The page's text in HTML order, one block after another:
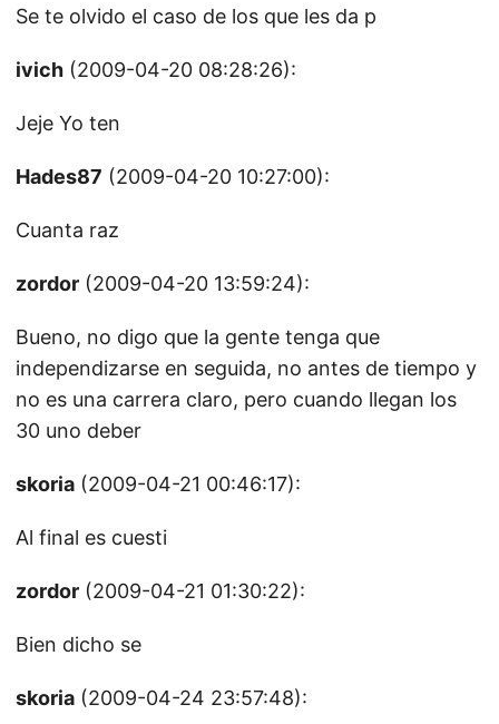
Se te olvido el caso de los que les da p
ivich (2009-04-20 08:28:26):
Jeje Yo ten
Hades87 (2009-04-20 10:27:00):
Cuanta raz
zordor (2009-04-20 13:59:24):
Bueno, no digo que la gente tenga que
independizarse en seguida, no antes de tiempo y
no es una carrera claro, pero cuando llegan los
30 uno deber
skoria (2009-04-21 00:46:17):
Al final es cuesti
zordor (2009-04-21 01:30:22):
Bien dicho se
skoria (2009-04-24 23:57:48):